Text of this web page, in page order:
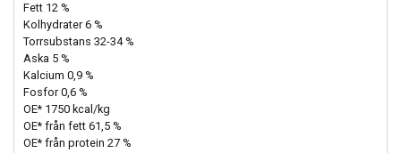
Fett 12 %
Kolhydrater 6 %
Torrsubstans 32-34 %
Aska 5 %
Kalcium 0,9 %
Fosfor 0,6 %
OE* 1750 kcal/kg
OE* från fett 61,5 %
OE* från protein 27 %